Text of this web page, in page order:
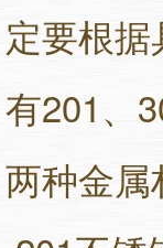
定要根
有201、
两种金属